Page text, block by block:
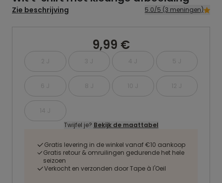
Zie beschrijving 5.0/5 (3 meningen)
9,99 €
2 J 3 J 4 J 5 J
6 J 8 J 10 J 12 J
14 J
Twijfel je? Bekijk de maattabel
Gratis levering in de winkel vanaf €10 aankoop
Gratis retour & omruilingen gedurende het hele
seizoen
Verkocht en verzonden door Tape à l'Oeil